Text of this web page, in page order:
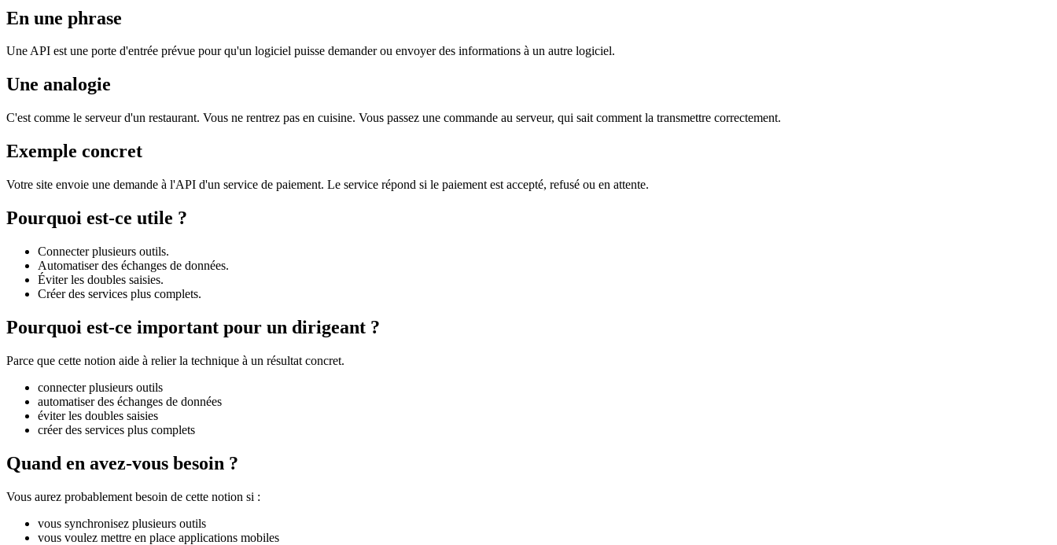
En une phrase
Une API est une porte d'entrée prévue pour qu'un logiciel puisse demander ou envoyer des informations à un autre logiciel.
Une analogie
C'est comme le serveur d'un restaurant. Vous ne rentrez pas en cuisine. Vous passez une commande au serveur, qui sait comment la transmettre correctement.
Exemple concret
Votre site envoie une demande à l'API d'un service de paiement. Le service répond si le paiement est accepté, refusé ou en attente.
Pourquoi est-ce utile ?
Connecter plusieurs outils.
Automatiser des échanges de données.
Éviter les doubles saisies.
Créer des services plus complets.
Pourquoi est-ce important pour un dirigeant ?
Parce que cette notion aide à relier la technique à un résultat concret.
connecter plusieurs outils
automatiser des échanges de données
éviter les doubles saisies
créer des services plus complets
Quand en avez-vous besoin ?
Vous aurez probablement besoin de cette notion si :
vous synchronisez plusieurs outils
vous voulez mettre en place applications mobiles